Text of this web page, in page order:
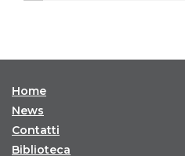
Home
News
Contatti
Biblioteca